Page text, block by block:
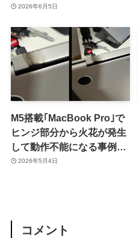
インチと16.3インチとの情
2026年6月5日
M5搭載｢MacBook Pro｣で
ヒンジ部分から火花が発生
して動作不能になる事例が
報告される
2026年5月4日
コメント